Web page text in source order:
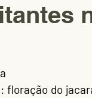
floração do